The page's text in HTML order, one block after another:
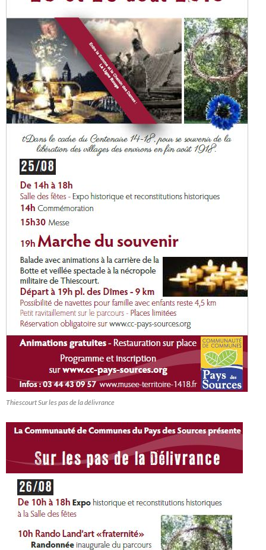
Thiescourt Sur les pas de la délivrance